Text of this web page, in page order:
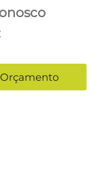
Orçamento